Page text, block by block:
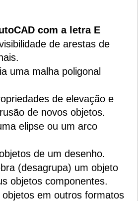
com a letra E
de arestas de
uma malha poligonal
de elevação e
de novos objetos.
elipse ou um arco
de um desenho.
(desagrupa) um objeto
objetos componentes.
objetos em outros formatos